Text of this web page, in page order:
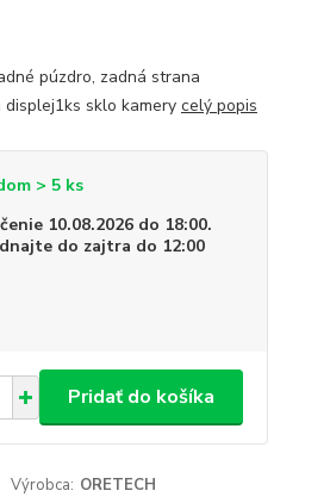
púzdro, zadná strana
sklo kamery celý popis
> 5 ks
10.08.2026 do 18:00.
do zajtra do 12:00
Pridať do košíka
Výrobca: ORETECH